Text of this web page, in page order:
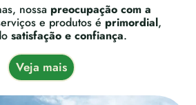
nossa preocupação com a
e produtos é primordial,
satisfação e confiança.
Veja mais